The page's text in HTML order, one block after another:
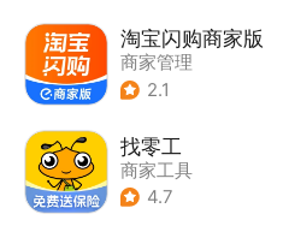
淘宝闪购商家版
商家管理
2.1
找零工
商家工具
4.7